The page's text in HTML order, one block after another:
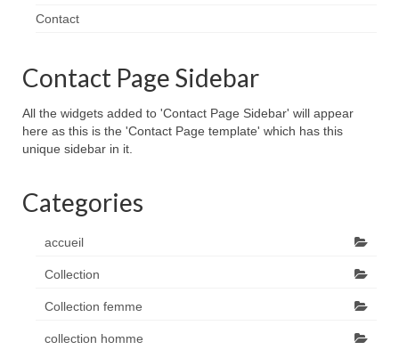
Contact
Contact Page Sidebar
All the widgets added to 'Contact Page Sidebar' will appear
here as this is the 'Contact Page template' which has this
unique sidebar in it.
Categories
accueil
Collection
Collection femme
collection homme